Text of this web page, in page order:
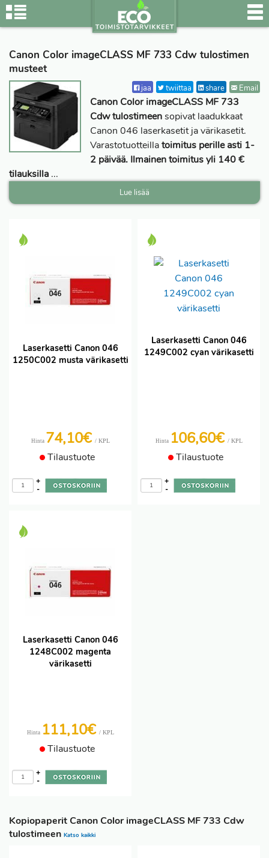
Canon Color imageCLASS MF 733 Cdw tulostimen
musteet
Email
share
twiittaa
jaa
Canon Color imageCLASS MF 733
Cdw tulostimeensopivat laadukkaat
Canon 046 laserkasetit ja värikasetit.
Varastotuotteillatoimitus perille asti 1-
2 päivää. Ilmainen toimitus yli 140 €
tilauksilla ...
Lue lisää
Laserkasetti Canon 046
1250C002 musta värikasetti
Hinta 74,10€ / KPL
Tilaustuote
-
+
Laserkasetti Canon 046
1249C002 cyan värikasetti
Hinta 106,60€ / KPL
Tilaustuote
-
+
Laserkasetti Canon 046
1248C002 magenta
värikasetti
Hinta 111,10€ / KPL
Tilaustuote
-
+
Kopiopaperit Canon Color imageCLASS MF 733 Cdw
tulostimeen Katso kaikki